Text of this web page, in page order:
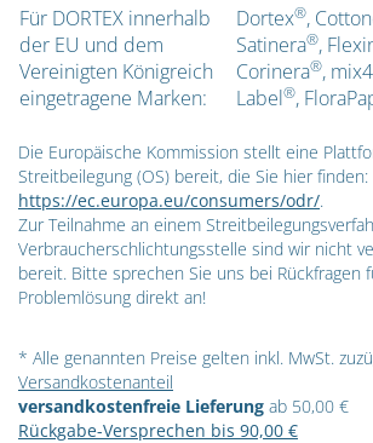
Für DORTEX innerhalb
der EU und dem
Vereinigten Königreich
eingetragene Marken:
Dortex®,
Satinera®,
Corinera®,
Label®,
Die Europäische Kommission stellt eine
Streitbeilegung (OS) bereit, die Sie hier finden:
https://ec.europa.eu/consumers/odr/.
Zur Teilnahme an einem
Verbraucherschlichtungsstelle sind wir nicht
bereit. Bitte sprechen Sie uns bei Rückfragen
Problemlösung direkt an!
* Alle genannten Preise gelten inkl. MwSt.
Versandkostenanteil
versandkostenfreie Lieferung ab 50,00 €
Rückgabe-Versprechen bis 90,00 €